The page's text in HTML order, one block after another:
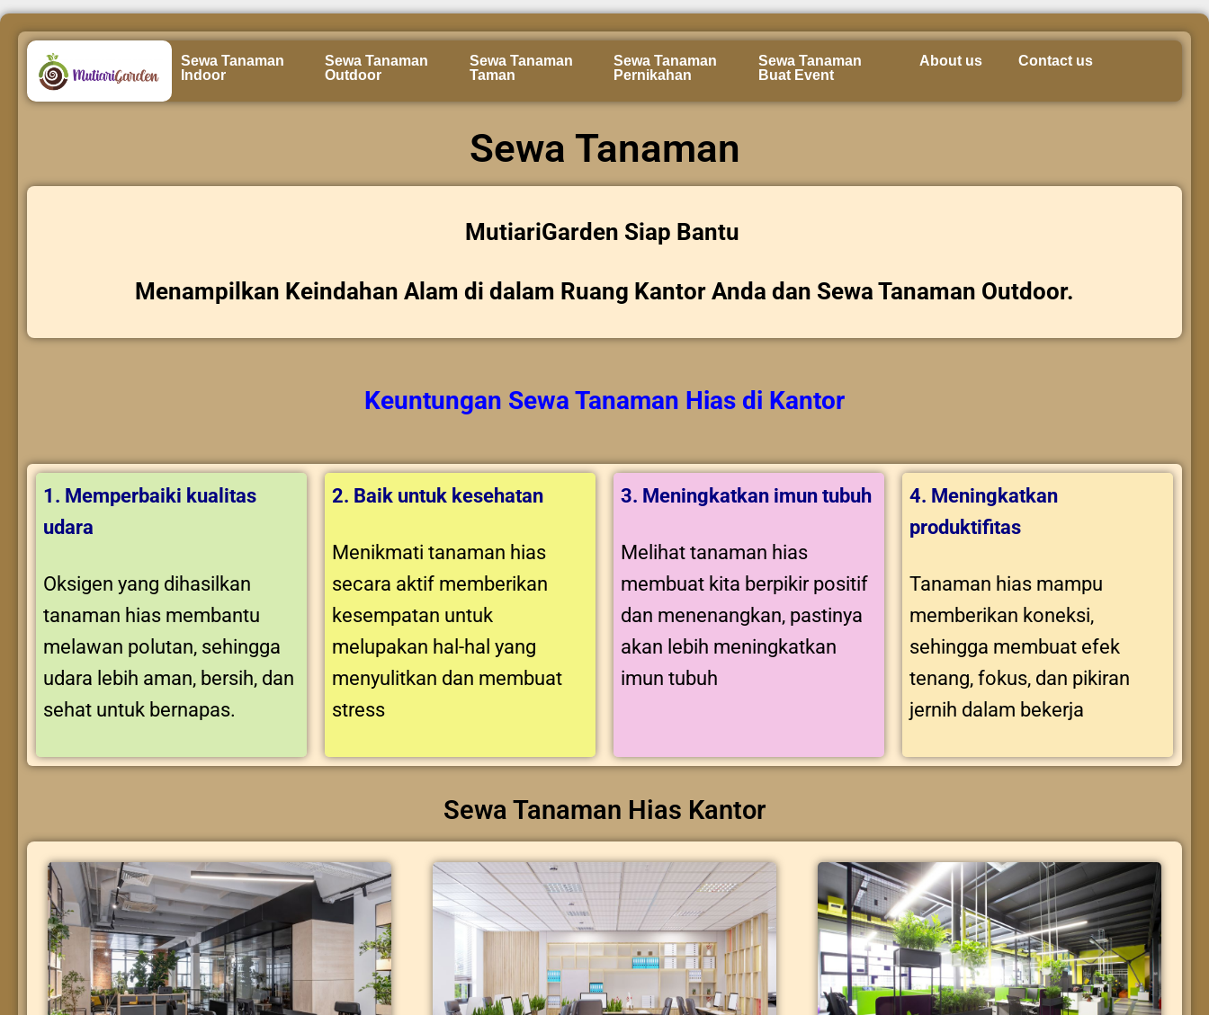
Sewa Tanaman
Indoor
Sewa Tanaman
Outdoor
Sewa Tanaman
Taman
Sewa Tanaman
Pernikahan
Sewa Tanaman
Buat Event
About us Contact us
Sewa Tanaman
MutiariGarden Siap Bantu
Menampilkan Keindahan Alam di dalam Ruang Kantor Anda dan Sewa Tanaman Outdoor.
Keuntungan Sewa Tanaman Hias di Kantor
1. Memperbaiki kualitas
udara
Oksigen yang dihasilkan
tanaman hias membantu
melawan polutan, sehingga
udara lebih aman, bersih, dan
sehat untuk bernapas.
2. Baik untuk kesehatan
Menikmati tanaman hias
secara aktif memberikan
kesempatan untuk
melupakan hal-hal yang
menyulitkan dan membuat
stress
3. Meningkatkan imun tubuh
Melihat tanaman hias
membuat kita berpikir positif
dan menenangkan, pastinya
akan lebih meningkatkan
imun tubuh
4. Meningkatkan
produktifitas
Tanaman hias mampu
memberikan koneksi,
sehingga membuat efek
tenang, fokus, dan pikiran
jernih dalam bekerja
Sewa Tanaman Hias Kantor